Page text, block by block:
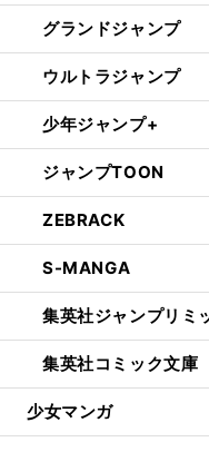
グランドジャンプ
ウルトラジャンプ
少年ジャンプ+
ジャンプTOON
ZEBRACK
S-MANGA
集英社ジャンプリミ
集英社コミック文庫
少女マンガ